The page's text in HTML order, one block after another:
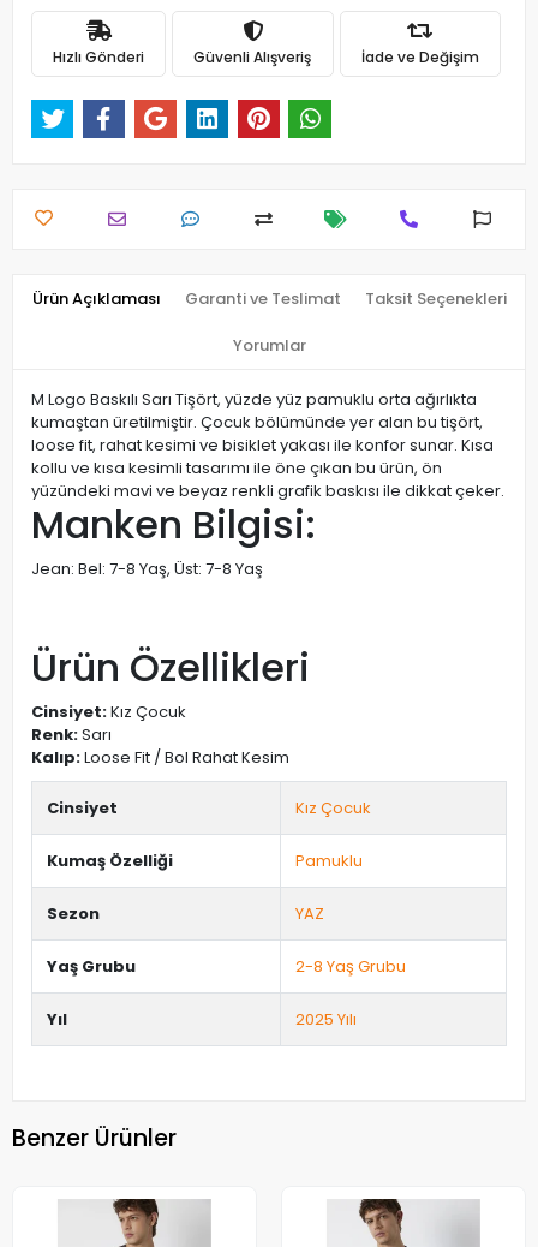
Hızlı Gönderi Güvenli Alışveriş İade ve Değişim
Ürün Açıklaması Garanti ve Teslimat Taksit Seçenekleri
Yorumlar
M Logo Baskılı Sarı Tişört, yüzde yüz pamuklu orta ağırlıkta
kumaştan üretilmiştir. Çocuk bölümünde yer alan bu tişört,
loose fit, rahat kesimi ve bisiklet yakası ile konfor sunar. Kısa
kollu ve kısa kesimli tasarımı ile öne çıkan bu ürün, ön
yüzündeki mavi ve beyaz renkli grafik baskısı ile dikkat çeker.
Manken Bilgisi:
Jean: Bel: 7-8 Yaş, Üst: 7-8 Yaş
Ürün Özellikleri
Cinsiyet:Kız Çocuk
Renk:Sarı
Kalıp:Loose Fit / Bol Rahat Kesim
Cinsiyet Kız Çocuk
Kumaş Özelliği Pamuklu
Sezon YAZ
Yaş Grubu 2-8 Yaş Grubu
Yıl 2025 Yılı
Benzer Ürünler